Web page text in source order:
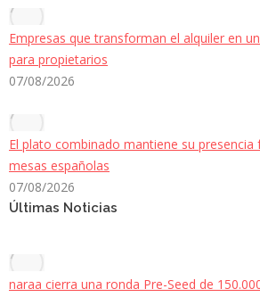
Empresas que transforman el alquiler en
para propietarios
07/08/2026
El plato combinado mantiene su presencia
mesas españolas
07/08/2026
Últimas Noticias
naraa cierra una ronda Pre-Seed de